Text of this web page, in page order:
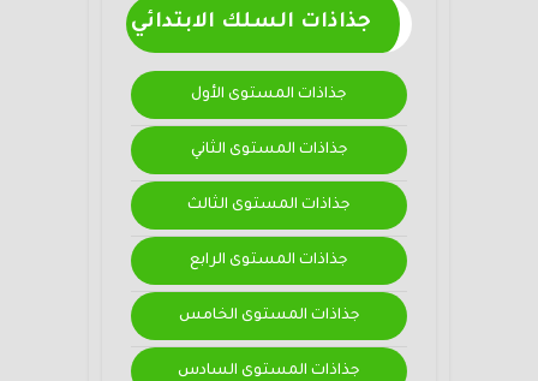
جذاذات السلك الابتدائي
جذاذات المستوى الأول
جذاذات المستوى الثاني
جذاذات المستوى الثالث
جذاذات المستوى الرابع
جذاذات المستوى الخامس
جذاذات المستوى السادس